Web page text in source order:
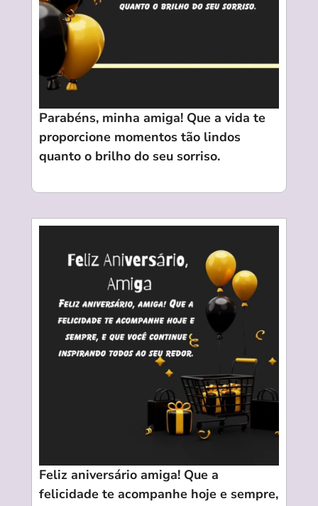
Parabéns, minha amiga! Que a vida te
proporcione momentos tão lindos
quanto o brilho do seu sorriso.
Feliz aniversário amiga! Que a
felicidade te acompanhe hoje e sempre,